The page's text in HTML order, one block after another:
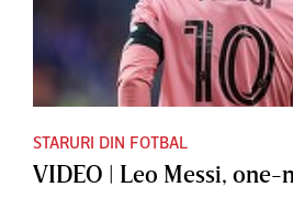
STARURI DIN FOTBAL
VIDEO | Leo Messi, one-